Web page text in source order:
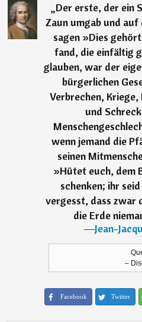
„Der erste, der ein
Zaun umgab und auf
sagen »Dies
fand, die einfältig
glauben, war der
bürgerlichen
Verbrechen,
und
wenn jemand die
seinen
»Hütet euch, dem
schenken; ihr
vergesst, dass zwar
die Erde
―Jean-
–
Facebook Twitter